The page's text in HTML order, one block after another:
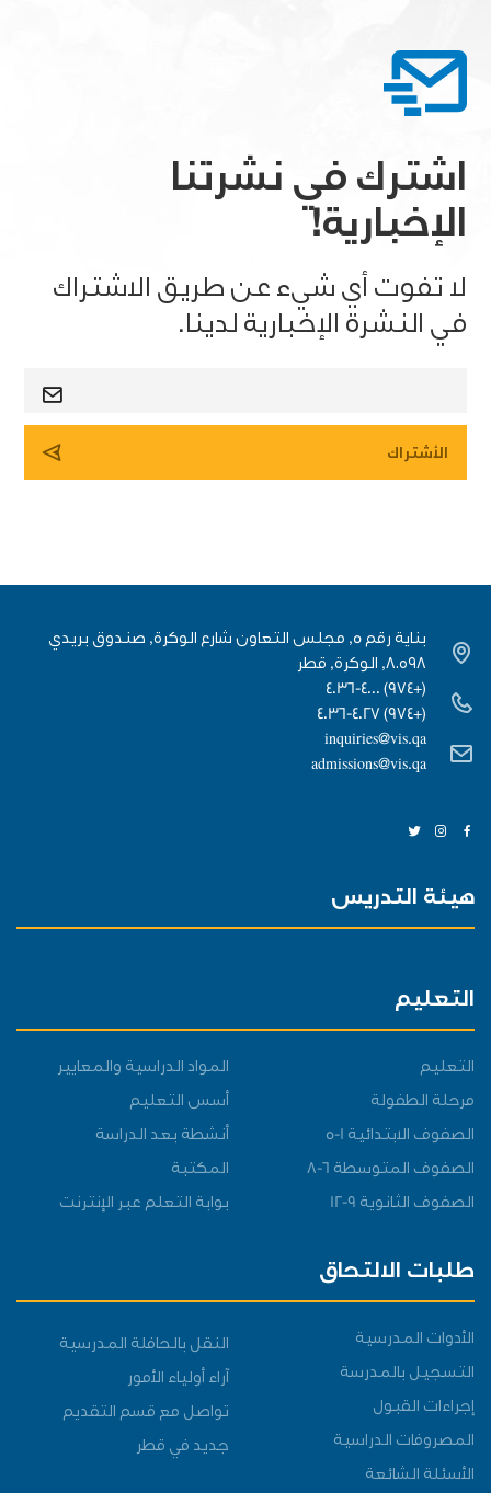
اشترك في نشرتنا
الإخبارية!
لا تفوت أي شيء عن طريق الاشتراك
في النشرة الإخبارية لدينا.
بناية رقم 5, مجلس التعاون شارع الوكرة, صندوق بريدي
٨٠٥٩٨, الوكرة, قطر
(+974) 4036-4000
(+974) 4036-4027
inquiries@vis.qa
admissions@vis.qa
هيئة التدريس
التعليم
التعليم
مرحلة الطفولة
الصفوف الابتدائية 1-5
الصفوف المتوسطة 6-8
الصفوف الثانوية 9-12
المواد الدراسية والمعايير
أسس التعليم
أنشطة بعد الدراسة
المكتبة
بوابة التعلم عبر الإنترنت
طلبات الالتحاق
الأدوات المدرسية
التسجيل بالمدرسة
إجراءات القبول
المصروفات الدراسية
الأسئلة الشائعة
النقل بالحافلة المدرسية
آراء أولياء الأمور
تواصل مع قسم التقديم
جديد في قطر